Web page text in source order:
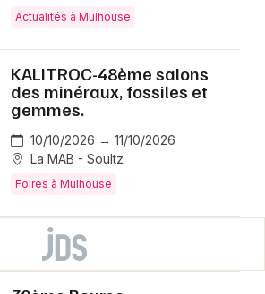
Actualités à Mulhouse
KALITROC-48ème salons
des minéraux, fossiles et
gemmes.
10/10/2026 → 11/10/2026
La MAB - Soultz
Foires à Mulhouse